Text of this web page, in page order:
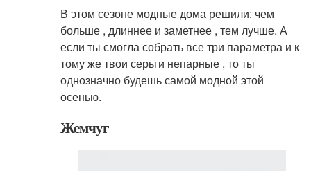
В этом сезоне модные дома решили: чем
больше , длиннее и заметнее , тем лучше. А
если ты смогла собрать все три параметра и к
тому же твои серьги непарные , то ты
однозначно будешь самой модной этой
осенью.
Жемчуг